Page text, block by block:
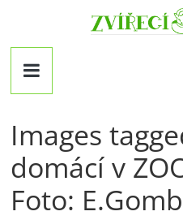
obsah
pro
všechny
zvířat
Images
domácí v
Foto: